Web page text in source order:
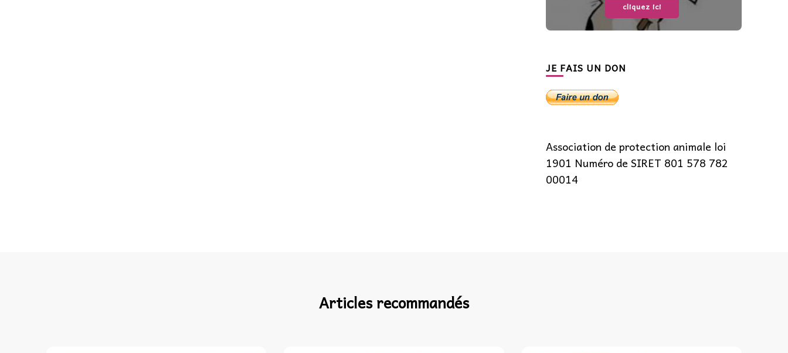
cliquez ici
JE FAIS UN DON
Association de protection animale loi
1901 Numéro de SIRET 801 578 782
00014
Articles recommandés